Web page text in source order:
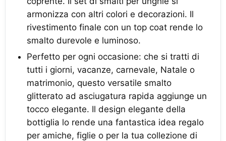
armonizza con altri colori e decorazioni. Il
rivestimento finale con un top coat rende lo
smalto durevole e luminoso.
Perfetto per ogni occasione: che si tratti di
tutti i giorni, vacanze, carnevale, Natale o
matrimonio, questo versatile smalto
glitterato ad asciugatura rapida aggiunge un
tocco elegante. Il design elegante della
bottiglia lo rende una fantastica idea regalo
per amiche, figlie o per la tua collezione di